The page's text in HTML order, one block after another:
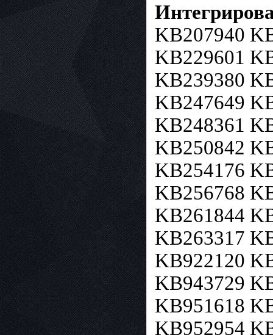
KB207940
KB229601
KB239380
KB247649
KB248361
KB250842
KB254176
KB256768
KB261844
KB263317
KB922120
KB943729
KB951618
KB952954